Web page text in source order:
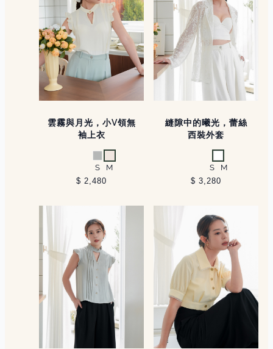
雲霧與月光，小V領無
袖上衣
淺灰米白
S
M
$ 2,480
縫隙中的曦光，蕾絲
西裝外套
白
S
M
$ 3,280